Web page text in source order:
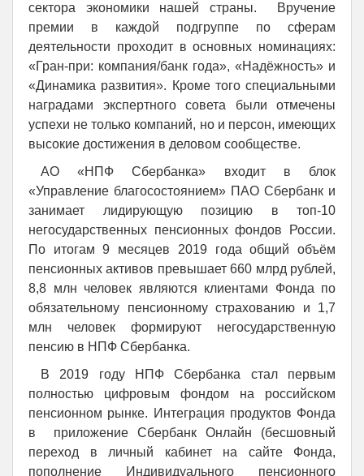
сектора экономики нашей страны. Вручение
премии в каждой подгруппе по сферам
деятельности проходит в основных номинациях:
«Гран-при: компания/банк года», «Надёжность» и
«Динамика развития». Кроме того специальными
наградами экспертного совета были отмечены
успехи не только компаний, но и персон, имеющих
высокие достижения в деловом сообществе.
АО «НПФ Сбербанка» входит в блок
«Управление благосостоянием» ПАО Сбербанк и
занимает лидирующую позицию в топ-10
негосударственных пенсионных фондов России.
По итогам 9 месяцев 2019 года общий объём
пенсионных активов превышает 660 млрд рублей,
8,8 млн человек являются клиентами Фонда по
обязательному пенсионному страхованию и 1,7
млн человек формируют негосударственную
пенсию в НПФ Сбербанка.
В 2019 году НПФ Сбербанка стал первым
полностью цифровым фондом на российском
пенсионном рынке. Интеграция продуктов Фонда
в приложение Сбербанк Онлайн (бесшовный
переход в личный кабинет на сайте Фонда,
пополнение Индивидуального пенсионного